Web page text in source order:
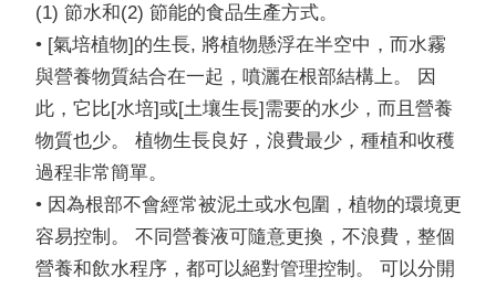
(1) 節水和(2) 節能的食品生產方式。
• [氣培植物]的生長, 將植物懸浮在半空中，而水霧
與營養物質結合在一起，噴灑在根部結構上。 因
此，它比[水培]或[土壤生長]需要的水少，而且營養
物質也少。 植物生長良好，浪費最少，種植和收穫
過程非常簡單。
• 因為根部不會經常被泥土或水包圍，植物的環境更
容易控制。 不同營養液可隨意更換，不浪費，整個
營養和飲水程序，都可以絕對管理控制。 可以分開